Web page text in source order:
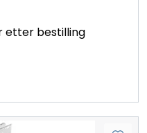
etter bestilling